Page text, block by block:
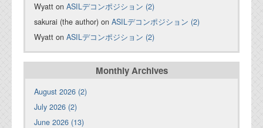
Wyatt on ASILデコンポジション (2)
sakurai (the author) on ASILデコンポジション (2)
Wyatt on ASILデコンポジション (2)
Monthly Archives
August 2026 (2)
July 2026 (2)
June 2026 (13)